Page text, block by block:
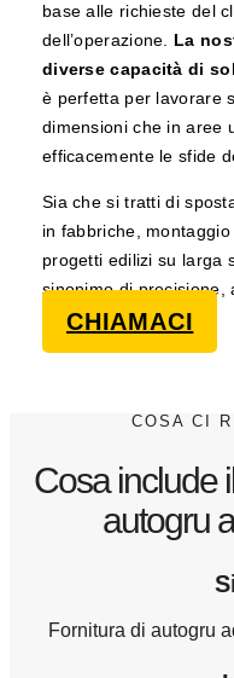
base alle richieste del
dell’operazione. La
diverse capacità di
è perfetta per lavorare
dimensioni che in aree
efficacemente le sfide
Sia che si tratti di
in fabbriche,
progetti edilizi su larga
sinonimo di precisione,
CHIAMACI
COSA CI
Cosa include
autogru
Fornitura di autogru